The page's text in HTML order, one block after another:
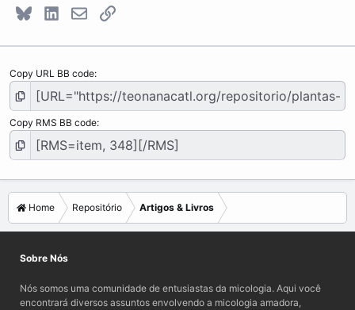
BlueskyLinkedInE-mailLink
Copy URL BB code
Copy RMS BB code
Home Repositório Artigos & Livros
Sobre Nós
Nós somos uma comunidade de entusiastas da micologia. Aqui você
encontrará diversos assuntos envolvendo a micologia amadora,